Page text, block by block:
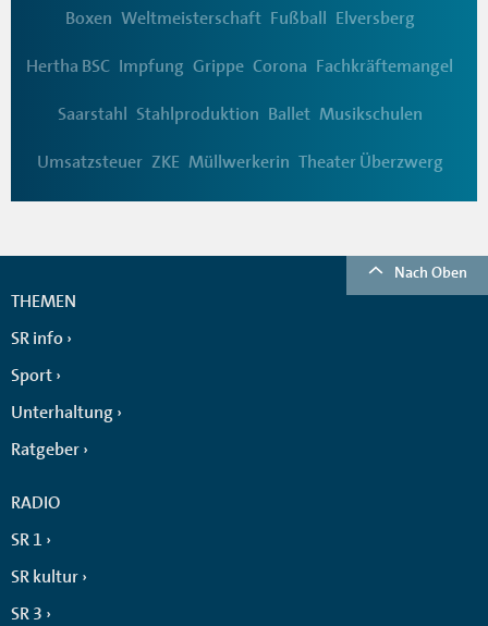
Boxen Weltmeisterschaft Fußball Elversberg
Hertha BSC Impfung Grippe Corona Fachkräftemangel
Saarstahl Stahlproduktion Ballet Musikschulen
Umsatzsteuer ZKE Müllwerkerin Theater Überzwerg
Nach Oben
THEMEN
SR info
Sport
Unterhaltung
Ratgeber
RADIO
SR 1
SR kultur
SR 3